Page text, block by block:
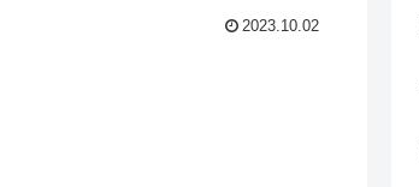
2023.10.02